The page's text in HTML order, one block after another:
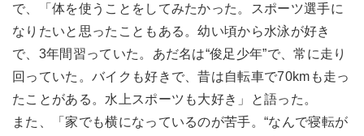
で、「体を使うことをしてみたかった。スポーツ選手に
なりたいと思ったこともある。幼い頃から水泳が好き
で、3年間習っていた。あだ名は“俊足少年”で、常に走り
回っていた。バイクも好きで、昔は自転車で70kmも走っ
たことがある。水上スポーツも大好き」と語った。
また、「家でも横になっているのが苦手。“なんで寝転が